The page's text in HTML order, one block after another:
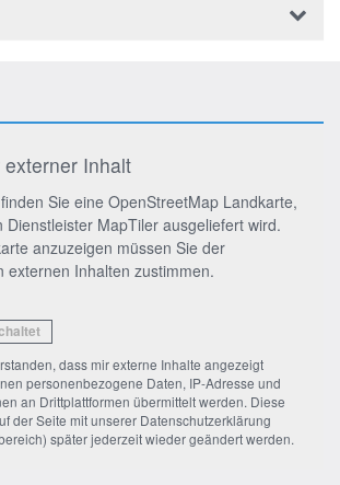
Inhalt
Sie eine OpenStreetMap Landkarte,
Dienstleister MapTiler ausgeliefert wird.
anzuzeigen müssen Sie der
externen Inhalten zustimmen.
dass mir externe Inhalte angezeigt
personenbezogene Daten, IP-Adresse und
an Drittplattformen übermittelt werden. Diese
der Seite mit unserer Datenschutzerklärung
später jederzeit wieder geändert werden.